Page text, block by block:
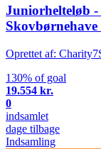
Juniorhelteløb
Skovbørnehave
Oprettet af:
130% of goal
19.554 kr.
0
indsamlet
dage tilbage
Indsamling